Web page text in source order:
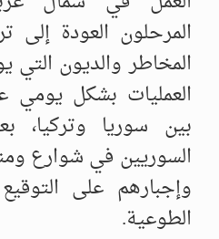
المرحلون العودة
المخاطر والديون التي
العمليات بشكل يومي
بين سوريا وتركيا،
السوريين في شوارع
وإجبارهم على
الطوعية.